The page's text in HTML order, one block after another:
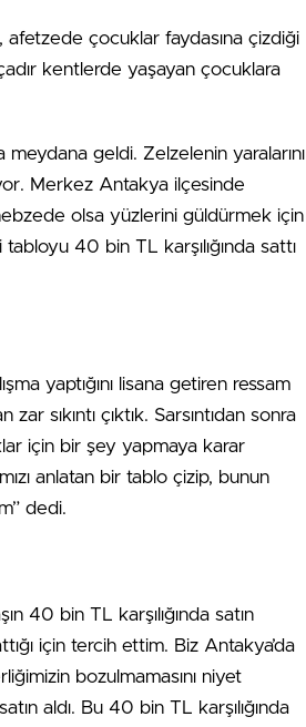
afetzede çocuklar faydasına çizdiği
kentlerde yaşayan çocuklara
meydana geldi. Zelzelenin yaralarını
Merkez Antakya ilçesinde
olsa yüzlerini güldürmek için
40 bin TL karşılığında sattı
yaptığını lisana getiren ressam
sıkıntı çıktık. Sarsıntıdan sonra
için bir şey yapmaya karar
anlatan bir tablo çizip, bunun
dedi.
40 bin TL karşılığında satın
için tercih ettim. Biz Antakya’da
bozulmamasını niyet
aldı. Bu 40 bin TL karşılığında